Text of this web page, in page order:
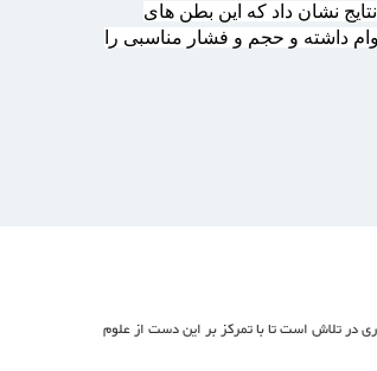
نشان داد که این بطن های
داشته و حجم و فشار مناسبی را
در تلاش است تا با تمرکز بر این دست از علوم